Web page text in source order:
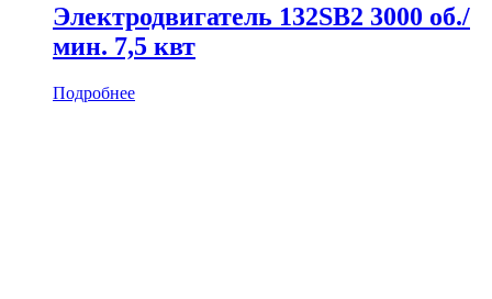
Электродвигатель 132SB2 3000 об./
мин. 7,5 квт
Подробнее